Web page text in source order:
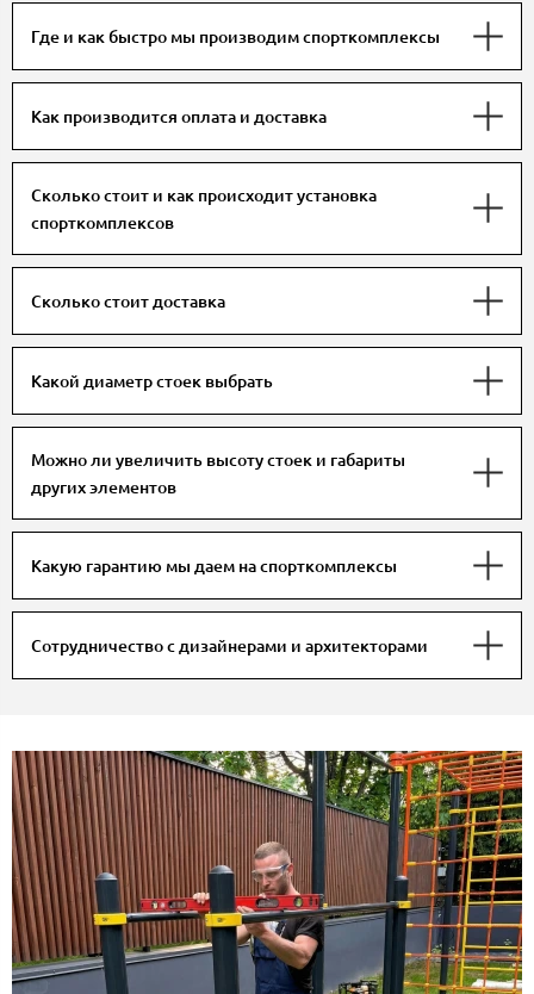
Где и как быстро мы производим спорткомплексы
Как производится оплата и доставка
Сколько стоит и как происходит установка
спорткомплексов
Сколько стоит доставка
Какой диаметр стоек выбрать
Можно ли увеличить высоту стоек и габариты
других элементов
Какую гарантию мы даем на спорткомплексы
Сотрудничество с дизайнерами и архитекторами